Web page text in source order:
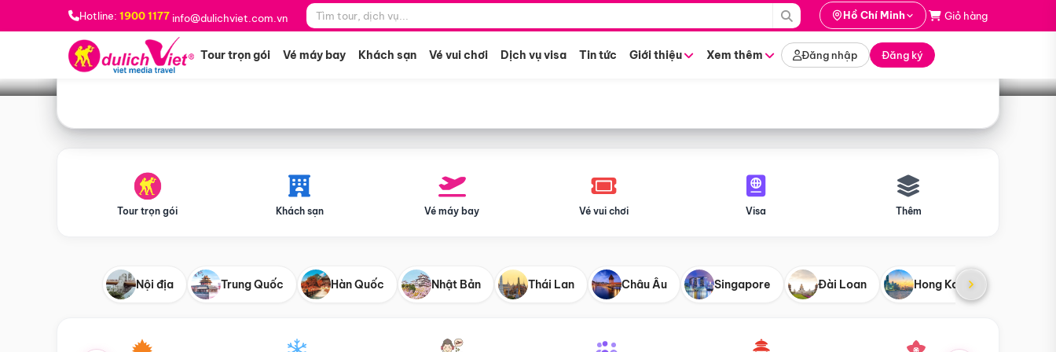
Hotline: 1900 1177 info@dulichviet.com.vn Hồ Chí Minh Giỏ hàng
Tour trọn gói Vé máy bay Khách sạn Vé vui chơi Dịch vụ visa Tin tức Giới thiệu Xem thêm Đăng nhập Đăng ký
Bạn muốn đi đâu? *
Tìm tour
Tour trọn gói Khách sạn Vé máy bay Vé vui chơi Visa Thêm
Nội địa Trung Quốc Hàn Quốc Nhật Bản Thái Lan Châu Âu Singapore Đài Loan Hong Kong